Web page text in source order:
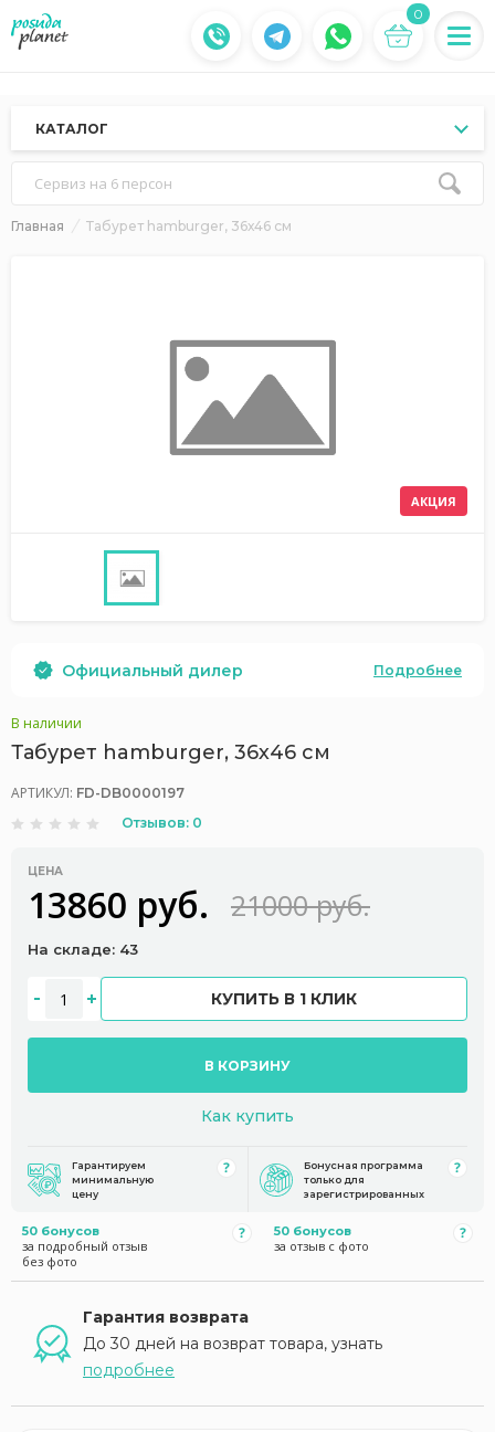
0
КАТАЛОГ
Сервиз на 6 персон
Главная Табурет hamburger, 36х46 см
АКЦИЯ
Официальный дилер Подробнее
В наличии
Табурет hamburger, 36х46 см
АРТИКУЛ: FD-DB0000197
Отзывов: 0
ЦЕНА
13860 руб. 21000 руб.
На складе: 43
КУПИТЬ В 1 КЛИК
В КОРЗИНУ
Как купить
Гарантируем
минимальную
цену
Бонусная программа
только для
зарегистрированных
50 бонусов
за подробный отзыв
без фото
50 бонусов
за отзыв с фото
Гарантия возврата
До 30 дней на возврат товара, узнать
подробнее